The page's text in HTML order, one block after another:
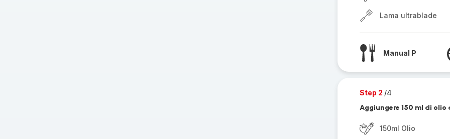
Lama ultrablade
Manual P
Step 2 /4
Aggiungere 150 ml di
150ml Olio